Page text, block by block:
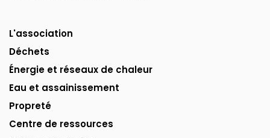
L'association
Déchets
Énergie et réseaux de chaleur
Eau et assainissement
Propreté
Centre de ressources